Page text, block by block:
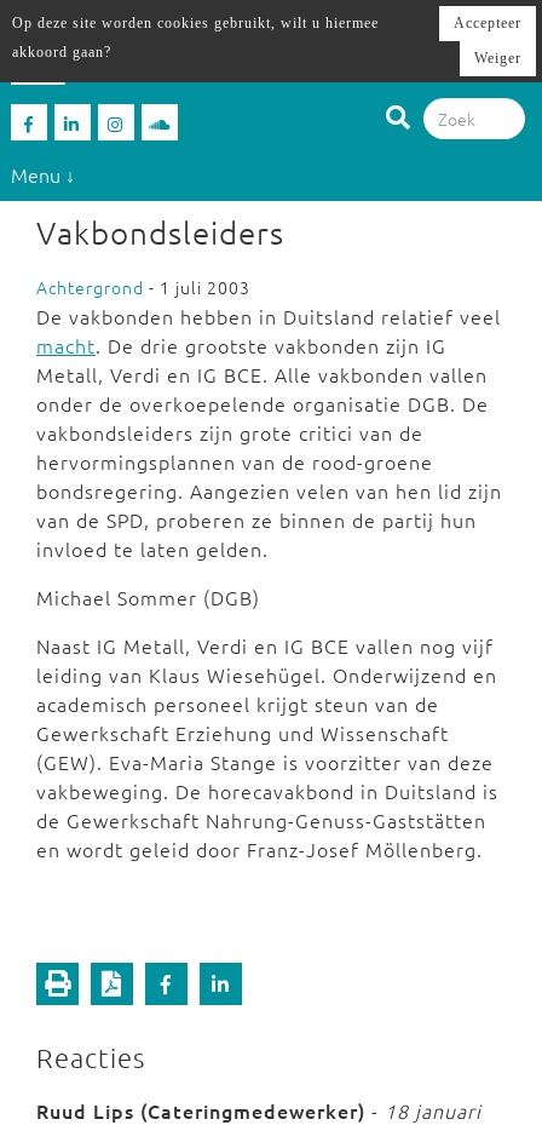
Menu ↓
Vakbondsleiders
Achtergrond - 1 juli 2003
De vakbonden hebben in Duitsland relatief veel
macht. De drie grootste vakbonden zijn IG
Metall, Verdi en IG BCE. Alle vakbonden vallen
onder de overkoepelende organisatie DGB. De
vakbondsleiders zijn grote critici van de
hervormingsplannen van de rood-groene
bondsregering. Aangezien velen van hen lid zijn
van de SPD, proberen ze binnen de partij hun
invloed te laten gelden.
Michael Sommer (DGB)
Naast IG Metall, Verdi en IG BCE vallen nog vijf
leiding van Klaus Wiesehügel. Onderwijzend en
academisch personeel krijgt steun van de
Gewerkschaft Erziehung und Wissenschaft
(GEW). Eva-Maria Stange is voorzitter van deze
vakbeweging. De horecavakbond in Duitsland is
de Gewerkschaft Nahrung-Genuss-Gaststätten
en wordt geleid door Franz-Josef Möllenberg.
Reacties
Ruud Lips (Cateringmedewerker) - 18 januari
Op deze site worden cookies gebruikt, wilt u hiermee
akkoord gaan?
Accepteer
Weiger